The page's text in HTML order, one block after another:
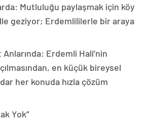
Mutluluğu paylaşmak için köy
geziyor; Erdemlililerle bir araya
Erdemli Hali’nin
en küçük bireysel
her konuda hızla çözüm
Yok”